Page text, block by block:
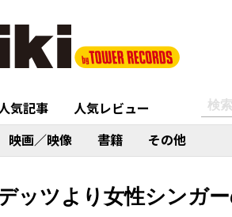
気記事
人気レビュー
映画／映像 書籍 その他
ッツより女性シンガ